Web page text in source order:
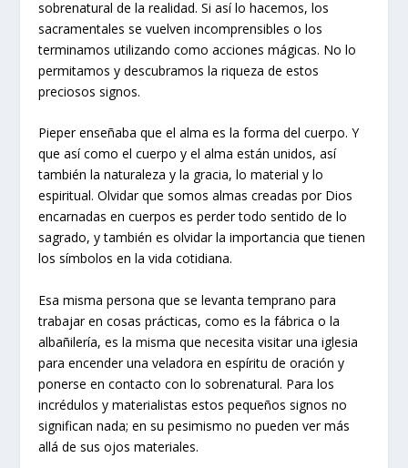
sobrenatural de la realidad. Si así lo hacemos, los
sacramentales se vuelven incomprensibles o los
terminamos utilizando como acciones mágicas. No lo
permitamos y descubramos la riqueza de estos
preciosos signos.
Pieper enseñaba que el alma es la forma del cuerpo. Y
que así como el cuerpo y el alma están unidos, así
también la naturaleza y la gracia, lo material y lo
espiritual. Olvidar que somos almas creadas por Dios
encarnadas en cuerpos es perder todo sentido de lo
sagrado, y también es olvidar la importancia que tienen
los símbolos en la vida cotidiana.
Esa misma persona que se levanta temprano para
trabajar en cosas prácticas, como es la fábrica o la
albañilería, es la misma que necesita visitar una iglesia
para encender una veladora en espíritu de oración y
ponerse en contacto con lo sobrenatural. Para los
incrédulos y materialistas estos pequeños signos no
significan nada; en su pesimismo no pueden ver más
allá de sus ojos materiales.